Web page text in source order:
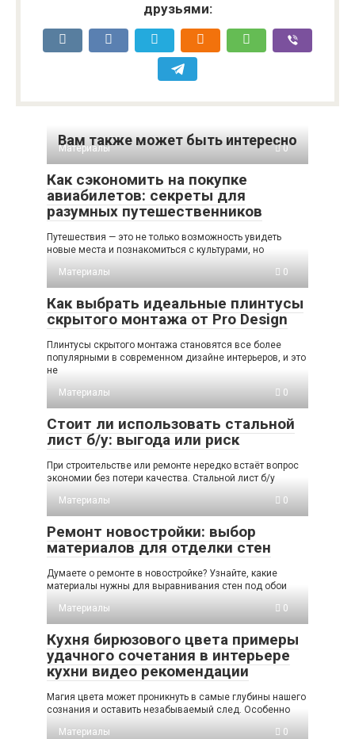
друзьями:
Вам также может быть интересно
Материалы 0
Как сэкономить на покупке
авиабилетов: секреты для
разумных путешественников
Путешествия — это не только возможность увидеть
новые места и познакомиться с культурами, но
Материалы
0
Как выбрать идеальные плинтусы
скрытого монтажа от Pro Design
Плинтусы скрытого монтажа становятся все более
популярными в современном дизайне интерьеров, и это
не
Материалы
0
Стоит ли использовать стальной
лист б/у: выгода или риск
При строительстве или ремонте нередко встаёт вопрос
экономии без потери качества. Стальной лист б/у
Материалы
0
Ремонт новостройки: выбор
материалов для отделки стен
Думаете о ремонте в новостройке? Узнайте, какие
материалы нужны для выравнивания стен под обои
Материалы
0
Кухня бирюзового цвета примеры
удачного сочетания в интерьере
кухни видео рекомендации
Магия цвета может проникнуть в самые глубины нашего
сознания и оставить незабываемый след. Особенно
Материалы
0